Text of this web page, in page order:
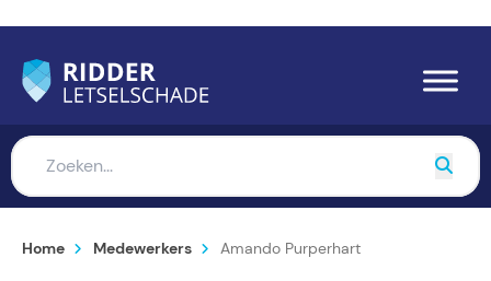
Home Medewerkers Amando Purperhart